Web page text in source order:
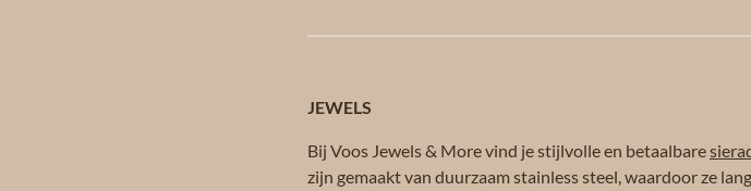
JEWELS
Bij Voos Jewels & More vind je stijlvolle en betaalbare
zijn gemaakt van duurzaam stainless steel, waardoor ze